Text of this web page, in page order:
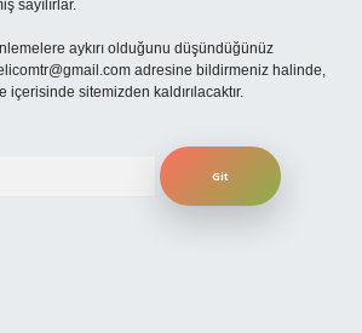
sayılırlar.
aykırı olduğunu düşündüğünüz
adresine bildirmeniz halinde,
sitemizden kaldırılacaktır.